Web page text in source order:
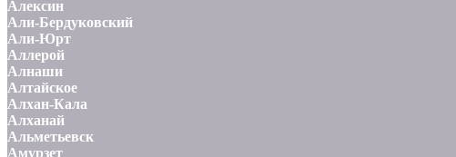
Алексин
Али-Бердуковский
Али-Юрт
Аллерой
Алнаши
Алтайское
Алхан-Кала
Алханай
Альметьевск
Амурзет